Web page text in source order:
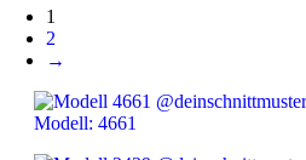
1
2
→
Modell: 4661